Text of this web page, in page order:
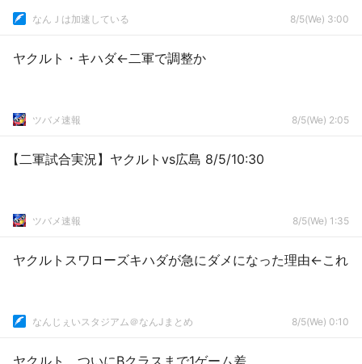
なんＪは加速している 8/5(We) 3:00
ヤクルト・キハダ←二軍で調整か
ツバメ速報 8/5(We) 2:05
【二軍試合実況】ヤクルトvs広島 8/5/10:30
ツバメ速報 8/5(We) 1:35
ヤクルトスワローズキハダが急にダメになった理由←これ
なんじぇいスタジアム＠なんJまとめ 8/5(We) 0:10
ヤクルト、ついにBクラスまで1ゲーム差